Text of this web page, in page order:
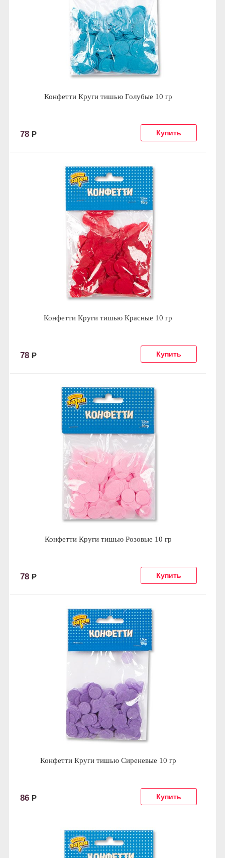
Конфетти Круги тишью Голубые 10 гр
78 Р
Конфетти Круги тишью Красные 10 гр
78 Р
Конфетти Круги тишью Розовые 10 гр
78 Р
Конфетти Круги тишью Сиреневые 10 гр
86 Р